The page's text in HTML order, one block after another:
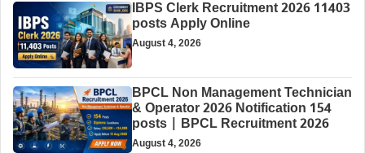
IBPS Clerk Recruitment 2026 11403
posts Apply Online
August 4, 2026
BPCL Non Management Technician
& Operator 2026 Notification 154
posts | BPCL Recruitment 2026
August 4, 2026